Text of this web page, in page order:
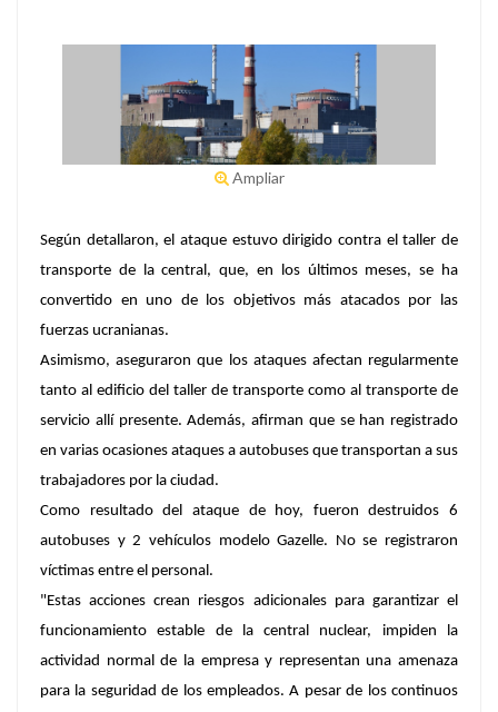
Ampliar
Según detallaron, el ataque estuvo dirigido contra el taller de
transporte de la central, que, en los últimos meses, se ha
convertido en uno de los objetivos más atacados por las
fuerzas ucranianas.
Asimismo, aseguraron que los ataques afectan regularmente
tanto al edificio del taller de transporte como al transporte de
servicio allí presente. Además, afirman que se han registrado
en varias ocasiones ataques a autobuses que transportan a sus
trabajadores por la ciudad.
Como resultado del ataque de hoy, fueron destruidos 6
autobuses y 2 vehículos modelo Gazelle. No se registraron
víctimas entre el personal.
"Estas acciones crean riesgos adicionales para garantizar el
funcionamiento estable de la central nuclear, impiden la
actividad normal de la empresa y representan una amenaza
para la seguridad de los empleados. A pesar de los continuos